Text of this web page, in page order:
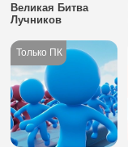
Великая Битва
Лучников